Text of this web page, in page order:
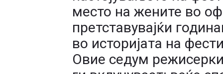
место на жените во
претставувајќи
во историјата на
Овие седум